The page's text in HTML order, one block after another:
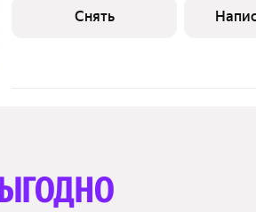
Микроволновка Дом - кирпичный, окна
консьерж. В
Снять